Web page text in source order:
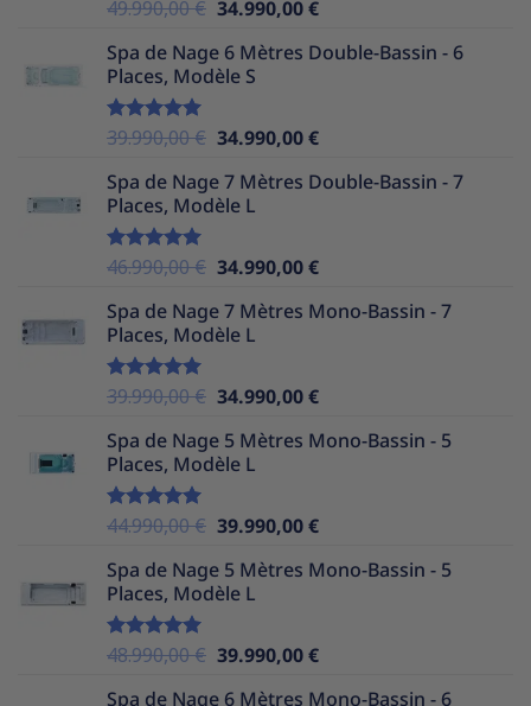
Note5.00
49.990,00€ Le
initial
était :
34.990,00€Le
actuel
Spa de Nage 6 Mètres Double-Bassin - 6
Places, Modèle S
Note5.00
39.990,00€ Le
initial
était :
34.990,00€Le
actuel
Spa de Nage 7 Mètres Double-Bassin - 7
Places, Modèle L
Note5.00
46.990,00€ Le
initial
était :
34.990,00€Le
actuel
Spa de Nage 7 Mètres Mono-Bassin - 7
Places, Modèle L
Note5.00
39.990,00€ Le
initial
était :
34.990,00€Le
actuel
Spa de Nage 5 Mètres Mono-Bassin - 5
Places, Modèle L
Note5.00
44.990,00€ Le
initial
était :
39.990,00€Le
actuel
Spa de Nage 5 Mètres Mono-Bassin - 5
Places, Modèle L
Note5.00
48.990,00€ Le
39.990,00€Le
Spa de Nage 6 Mètres Mono-Bassin - 6